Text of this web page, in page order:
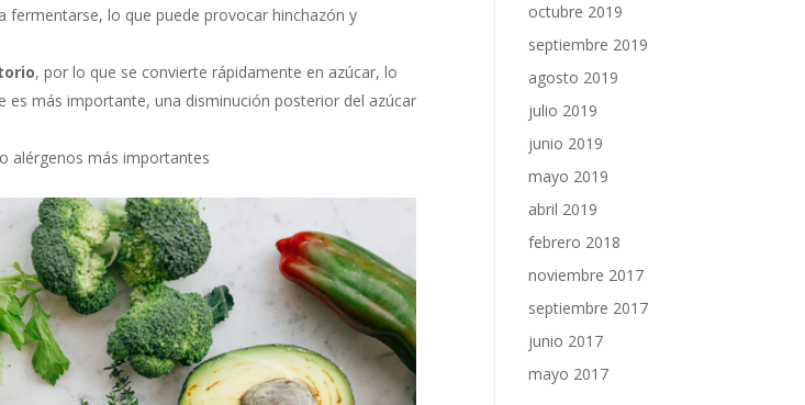
fermentarse, lo que puede provocar hinchazón y
, por lo que se convierte rápidamente en azúcar, lo
es más importante, una disminución posterior del azúcar
alérgenos más importantes
octubre 2019
septiembre 2019
agosto 2019
julio 2019
junio 2019
mayo 2019
abril 2019
febrero 2018
noviembre 2017
septiembre 2017
junio 2017
mayo 2017